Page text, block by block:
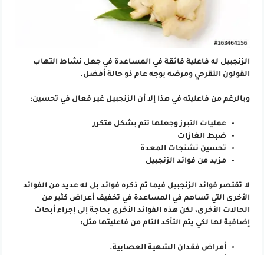
الزنجبيل له فاعلية فائقة في المساعدة في جعل نشاط التهاب
القولون التقرحي ومرضه بوجه عام ذو حالة أفضل.
وبالرغم من فاعليته في هذا إلا أن الزنجبيل غير فعال في تحسين:
عمليات التبرز وجعلها تتم بشكل متكرر
ضبط الغازات
تحسين تشنجات المعدة
مزيد من فوائد الزنجبيل
لا تقتصر فوائد الزنجبيل فيما تم ذكره فوائد بل له عديد من الفوائد
الأخرى التي تساهم في المساعدة في تخفيف أعراض كثير من
الحالات الأخرى، لكن هذه الفوائد الأخرى بحاجة إلى إجراء أبحاث
إضافية لها لكي يتم التأكد التام من فاعليتها مثل:
أمراض فقدان الشهية العصابية.